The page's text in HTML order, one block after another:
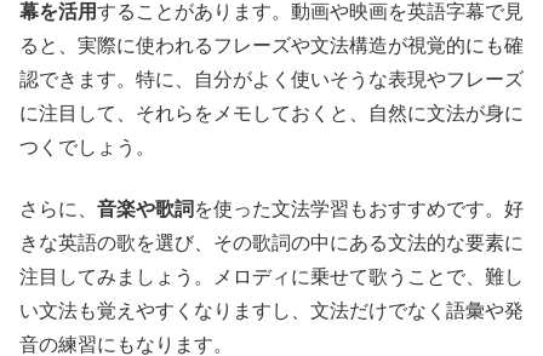
幕を活用することがあります。動画や映画を英語字幕で見
ると、実際に使われるフレーズや文法構造が視覚的にも確
認できます。特に、自分がよく使いそうな表現やフレーズ
に注目して、それらをメモしておくと、自然に文法が身に
つくでしょう。
さらに、 音楽や歌詞 を使った文法学習もおすすめです。好
きな英語の歌を選び、その歌詞の中にある文法的な要素に
注目してみましょう。メロディに乗せて歌うことで、難し
い文法も覚えやすくなりますし、文法だけでなく語彙や発
音の練習にもなります。